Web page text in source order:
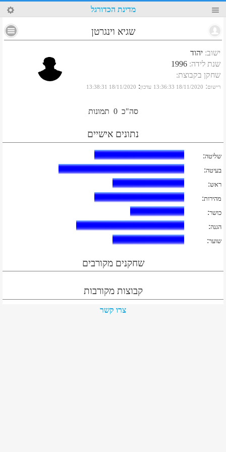
53 מדינת הכדורגל
שגיא וינגרטן
ישוב: יהוד
שנת לידה:
1996
שחקן בקבוצת:
רישום:
18/11/2020 13:36:33 עדכון:
18/11/2020 13:38:31
סה"כ 0 תמונות
נתונים אישיים
שליטה:
בעיטה:
ראש:
מהירות:
כושר:
הגנה:
שוער:
שחקנים מקורבים
קבוצות מקורבות
צרו קשר